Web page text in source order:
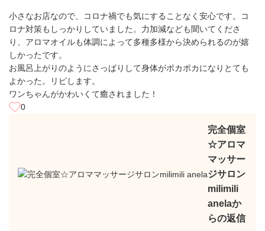
小さなお店なので、コロナ禍でも気にすることなく安心です。コ
ロナ対策もしっかりしていました。力加減なども聞いてくださ
り、アロマオイルも体調によって多種多様から決められるのが嬉
しかったです。
お風呂上がりのようにさっぱりして身体がポカポカになりとても
よかった。リピします。
ワンちゃんがかわいくて癒されました！
0
完全個室
☆アロマ
マッサー
ジサロン
milimili
anelaか
らの返信